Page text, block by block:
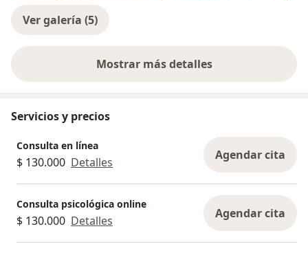
Ver galería (5)
Mostrar más detalles
sobre la experiencia
Servicios y precios
Consulta en línea
$ 130.000 Detalles Agendar cita
Consulta psicológica online
$ 130.000 Detalles Agendar cita